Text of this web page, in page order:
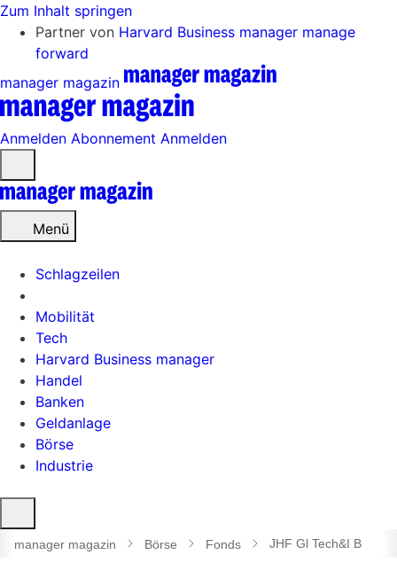
Zum Inhalt springen
Partner von Harvard Business manager manage
forward
manager magazin
Anmelden Abonnement Anmelden
öffnen
Menü
Schlagzeilen
Mobilität
Tech
Harvard Business manager
Handel
Banken
Geldanlage
Börse
Industrie
öffnen
manager magazin Börse Fonds JHF Gl Tech&I B